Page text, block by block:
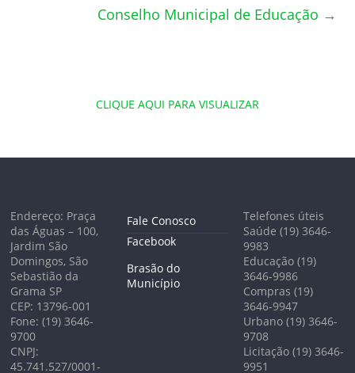
Conselho Municipal de Educação →
CLIQUE AQUI PARA VISUALIZAR
Endereço: Praça
das Águas – 100,
Jardim São
Domingos, São
Sebastião da
Grama SP
CEP: 13796-001
Fone: (19) 3646-
9700
CNPJ:
45.741.527/0001-
Fale Conosco
Facebook
Brasão do
Município
Telefones úteis
Saúde (19) 3646-
9983
Educação (19)
3646-9986
Compras (19)
3646-9947
Urbano (19) 3646-
9708
Licitação (19) 3646-
9951